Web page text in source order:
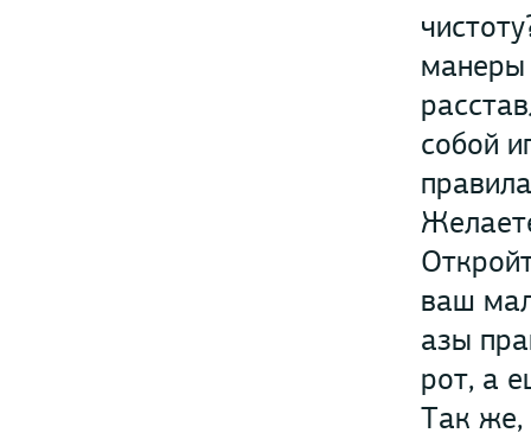
манеры
собой
ваш
азы
рот, а
Так же,